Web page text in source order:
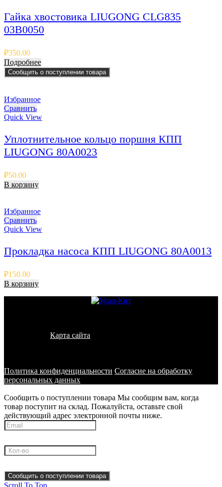
Гайка хвостовика LIUGONG CLG835
03B0050
₽350.00
Подробнее
Сообщить о поступлении товара
Избранное
Сравнить
Quick View
Уплотнительное кольцо поршня КПП
LIUGONG 80A0023
₽50.00
В корзину
Избранное
Сравнить
Quick View
Прокладка насоса КПП LIUGONG 80A0013
₽150.00
В корзину
Карта сайта
Политика конфиденциальности Согласие на обработку
персональных данных
Сообщить о поступлении товара Мы сообщим вам, когда
товар поступит на склад. Пожалуйста, оставьте свой
действующий адрес электронной почты ниже.
Сообщить о поступлении товара
Scroll To Top